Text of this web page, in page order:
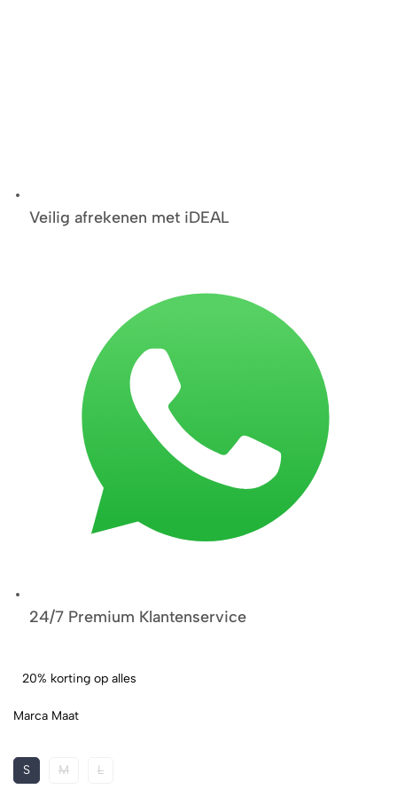
Veilig afrekenen met iDEAL
24/7 Premium Klantenservice
20% korting op alles
Marca Maat
S M L